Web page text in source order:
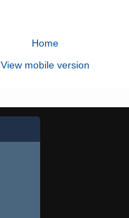
Home
View mobile version